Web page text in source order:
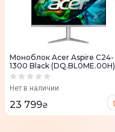
Моноблок Acer Aspire C24-
1300 Black (DQ.BL0ME.00H)
Нет в наличии
23 799₴